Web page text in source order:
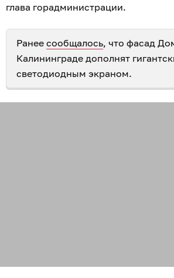
глава горадминистрации.
Ранее сообщалось, что фасад
Калининграде дополнят
светодиодным экраном.